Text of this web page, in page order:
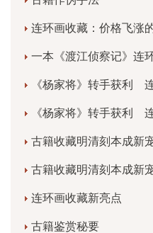
连环画收藏：价格飞涨
一本《渡江侦察记》连
《杨家将》转手获利
《杨家将》转手获利
古籍收藏明清刻本成新
古籍收藏明清刻本成新
连环画收藏新亮点
古籍鉴赏秘要